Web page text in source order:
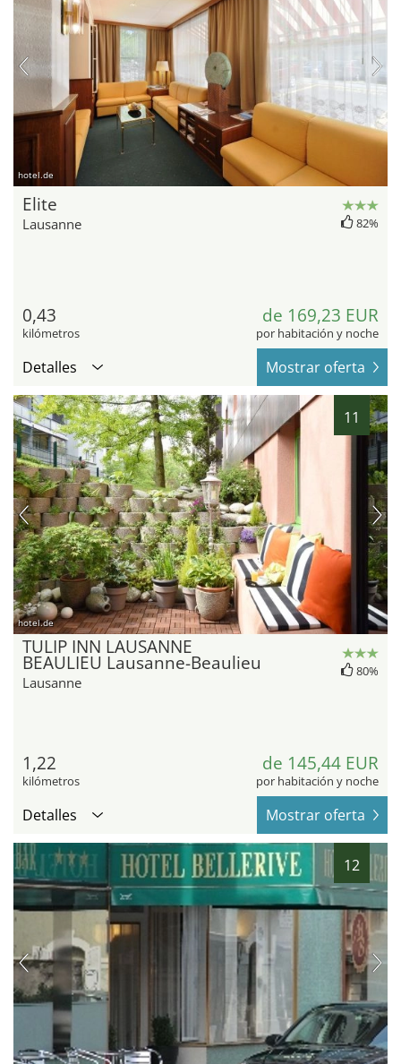
hotel.de
Elite
Lausanne 82%
0,43
kilómetros
de 169,23 EUR
por habitación y noche
Detalles Mostrar oferta
11
hotel.de
TULIP INN LAUSANNE
BEAULIEU Lausanne-Beaulieu
Lausanne
80%
1,22
kilómetros
de 145,44 EUR
por habitación y noche
Detalles Mostrar oferta
12